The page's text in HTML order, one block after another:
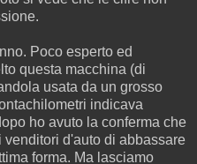
Poco esperto ed
questa macchina (di
usata da un grosso
indicava
ho avuto la conferma che
d'auto di abbassare
forma. Ma lasciamo